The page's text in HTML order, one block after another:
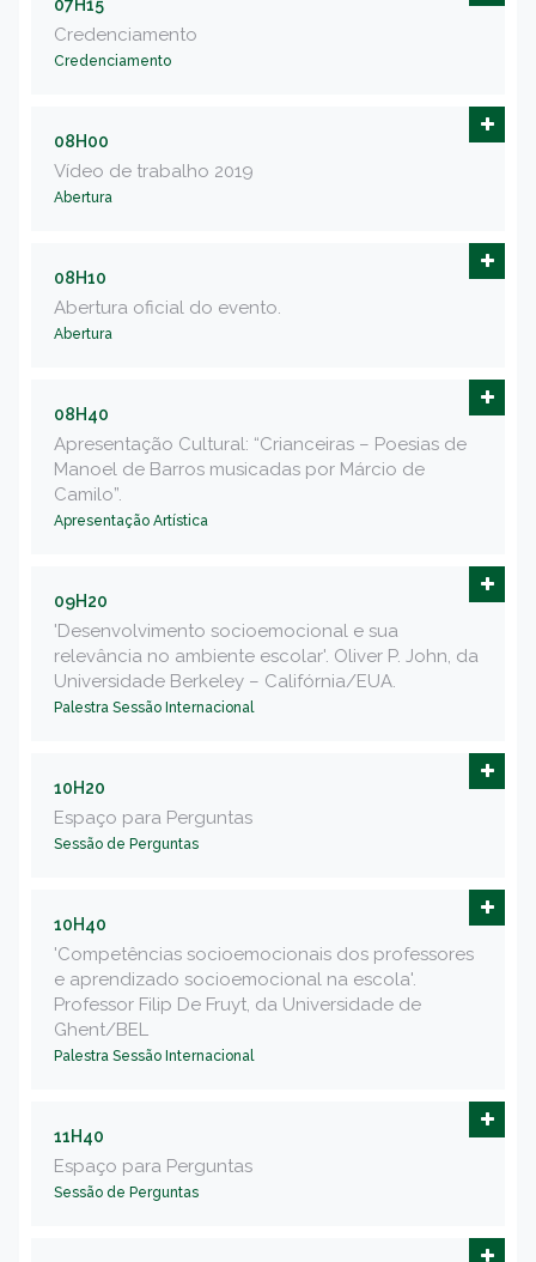
07H15
Credenciamento
Credenciamento
08H00
Vídeo de trabalho 2019
Abertura
08H10
Abertura oficial do evento.
Abertura
08H40
Apresentação Cultural: “Crianceiras – Poesias de
Manoel de Barros musicadas por Márcio de
Camilo”.
Apresentação Artística
09H20
'Desenvolvimento socioemocional e sua
relevância no ambiente escolar'. Oliver P. John, da
Universidade Berkeley – Califórnia/EUA.
Palestra Sessão Internacional
10H20
Espaço para Perguntas
Sessão de Perguntas
10H40
'Competências socioemocionais dos professores
e aprendizado socioemocional na escola'.
Professor Filip De Fruyt, da Universidade de
Ghent/BEL
Palestra Sessão Internacional
11H40
Espaço para Perguntas
Sessão de Perguntas